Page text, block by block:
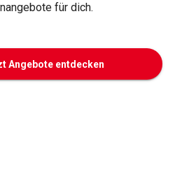
für dich.
Angebote entdecken